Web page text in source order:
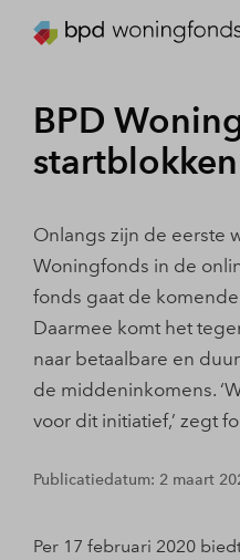
BPD
startblokken
Onlangs zijn de eerste
Woningfonds in de
fonds gaat de
Daarmee komt het
naar betaalbare en
de middeninkomens.
voor dit initiatief,’ zegt
Publicatiedatum: 2 maart
Per 17 februari 2020